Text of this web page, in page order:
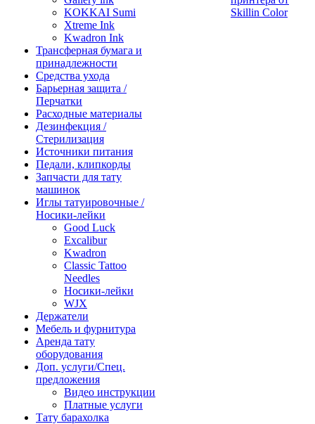
KOKKAI Sumi
Xtreme Ink
Kwadron Ink
Трансферная бумага и
принадлежности
Средства ухода
Барьерная защита /
Перчатки
Расходные материалы
Дезинфекция /
Стерилизация
Источники питания
Педали, клипкорды
Запчасти для тату
машинок
Иглы татуировочные /
Носики-лейки
Good Luck
Excalibur
Kwadron
Classic Tattoo
Needles
Носики-лейки
WJX
Держатели
Мебель и фурнитура
Аренда тату
оборудования
Доп. услуги/Спец.
предложения
Видео инструкции
Платные услуги
Тату барахолка
Skillin Color